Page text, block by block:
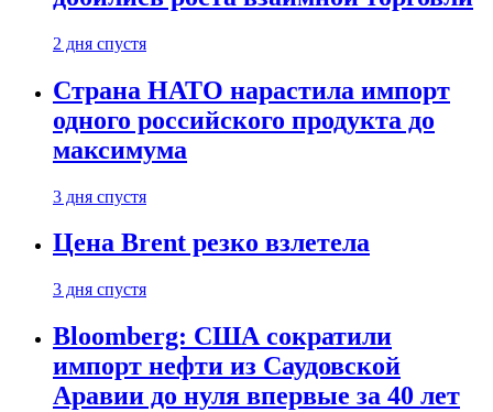
2 дня спустя
Страна НАТО нарастила импорт
одного российского продукта до
максимума
3 дня спустя
Цена Brent резко взлетела
3 дня спустя
Bloomberg: США сократили
импорт нефти из Саудовской
Аравии до нуля впервые за 40 лет